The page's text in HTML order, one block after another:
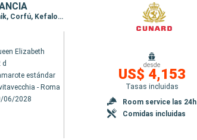
Itinerario : Civitavecchia - Roma, La Valetta, Kotor, Split, Zadar, Trieste, Dubrovnik, Corfú, Kefalonia, Messina (estrecho), Nápoles, Civitavecchia - Roma, Tarragona, Marsella, Ajaccio, La Spezia, Civitavecchia - Roma
Elizabeth
d
estándar
- Roma
06/2028
desde
US$ 4,153
Tasas incluidas
Room service las 24h
Comidas incluidas